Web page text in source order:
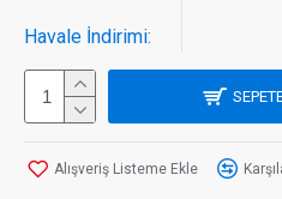
Havale İndirimi:
Alışveriş Listeme Ekle